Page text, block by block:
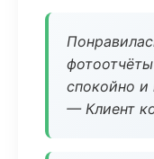
спокойно и
— Клиент